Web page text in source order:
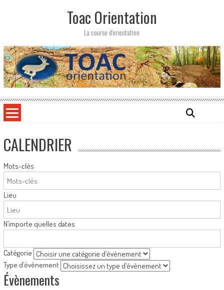
Toac Orientation
La course d'orientation
CALENDRIER
Mots-clés
Lieu
N’importe quelles dates
Catégorie
Type d’évènement
Évènements